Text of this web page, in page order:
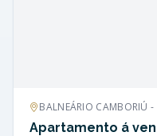
BALNEÁRIO CAMBORIÚ -
Apartamento á